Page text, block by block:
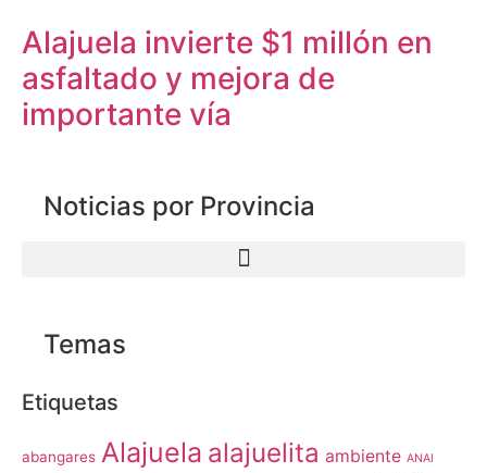
Alajuela invierte $1 millón en
asfaltado y mejora de
importante vía
Noticias por Provincia
Temas
Etiquetas
abangares Alajuela alajuelita ambiente ANAI